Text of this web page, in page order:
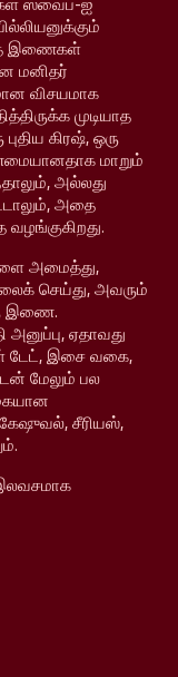
ஸ்வைப்-ஐ
இணைகள்
மனிதர்
விசயமாக
முடியாத
கிரஷ், ஒரு
மாறும்
அல்லது
அதை
அமைத்து,
செய்து, அவரும்
இணை.
ஏதாவது
டேட், இசை வகை,
மேலும் பல
சீரியஸ்,